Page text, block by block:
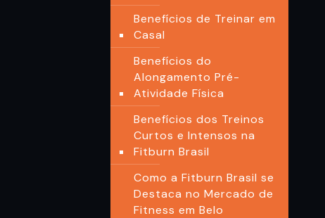
Benefícios de Treinar em
Casal
Benefícios do
Alongamento Pré-
Atividade Física
Benefícios dos Treinos
Curtos e Intensos na
Fitburn Brasil
Como a Fitburn Brasil se
Destaca no Mercado de
Fitness em Belo